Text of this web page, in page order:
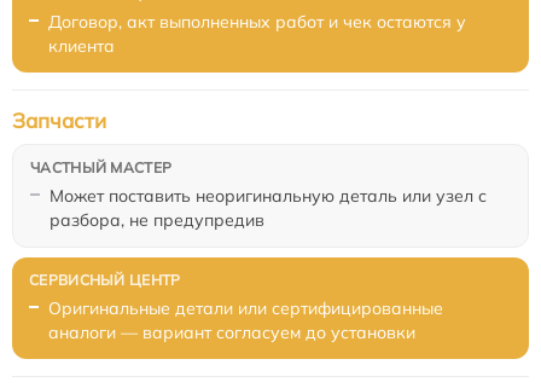
Договор, акт выполненных работ и чек остаются у
клиента
Может поставить неоригинальную деталь или узел с
разбора, не предупредив
Запчасти
Оригинальные детали или сертифицированные
аналоги — вариант согласуем до установки